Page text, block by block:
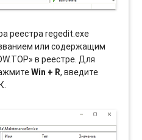
реестра regedit.exe
или содержащим
в реестре. Для
Win + R, введите